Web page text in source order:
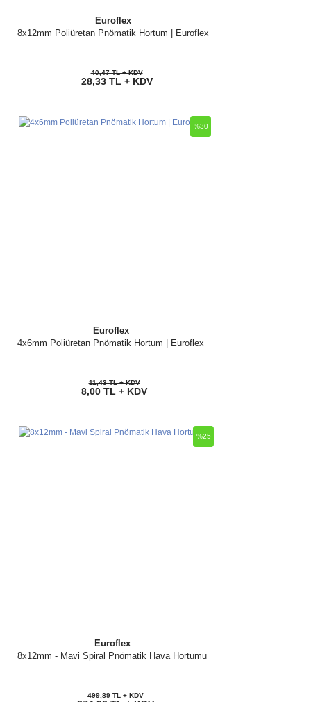
Euroflex
8x12mm Poliüretan Pnömatik Hortum | Euroflex
40,47 TL + KDV
28,33 TL + KDV
Euroflex
4x6mm Poliüretan Pnömatik Hortum | Euroflex
%30
11,43 TL + KDV
8,00 TL + KDV
Euroflex
8x12mm - Mavi Spiral Pnömatik Hava Hortumu
%25
499,89 TL + KDV